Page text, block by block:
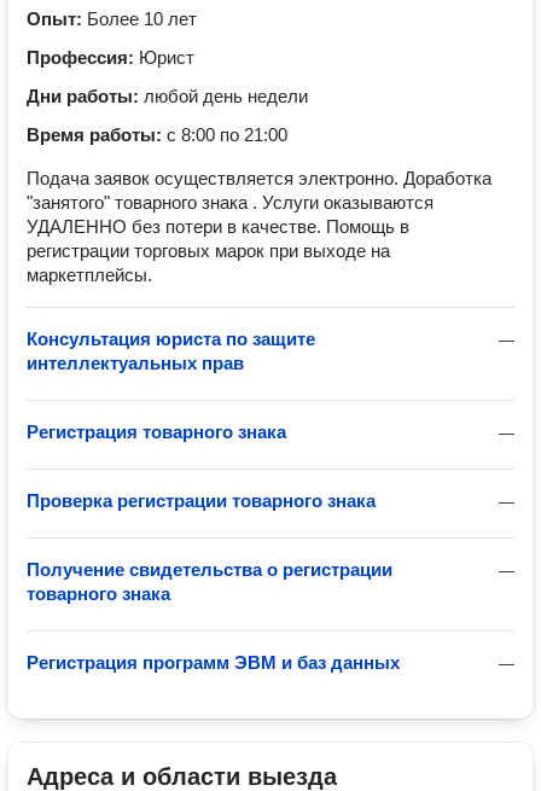
Опыт: Более 10 лет
Профессия: Юрист
Дни работы: любой день недели
Время работы: с 8:00 по 21:00
Подача заявок осуществляется электронно. Доработка
"занятого" товарного знака . Услуги оказываются
УДАЛЕННО без потери в качестве. Помощь в
регистрации торговых марок при выходе на
маркетплейсы.
—
Консультация юриста по защите
интеллектуальных прав
—
Регистрация товарного знака
—
Проверка регистрации товарного знака
—
Получение свидетельства о регистрации
товарного знака
—
Регистрация программ ЭВМ и баз данных
Адреса и области выезда